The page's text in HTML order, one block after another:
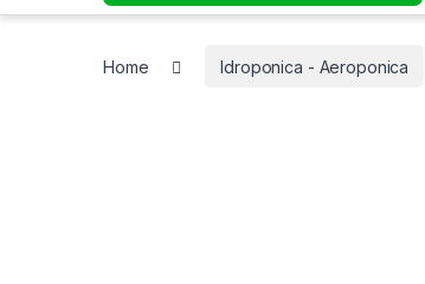
Home Idroponica - Aeroponica